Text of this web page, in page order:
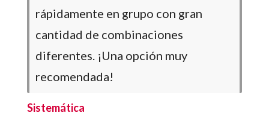
rápidamente en grupo con gran
cantidad de combinaciones
diferentes. ¡Una opción muy
recomendada!
Sistemática